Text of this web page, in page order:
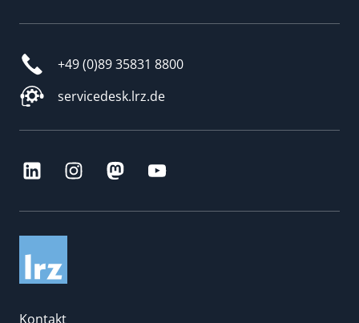
+49 (0)89 35831 8800
servicedesk.lrz.de
Kontakt